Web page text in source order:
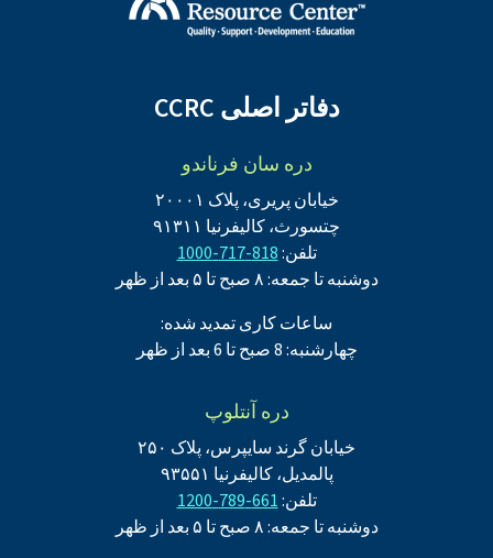
دفاتر اصلی CCRC
دره سان فرناندو
خیابان پریری، پلاک ۲۰۰۰۱
چتسورث، کالیفرنیا ۹۱۳۱۱
تلفن:818-717-1000
دوشنبه تا جمعه: ۸ صبح تا ۵ بعد از ظهر
ساعات کاری تمدید شده:
چهارشنبه: 8 صبح تا 6 بعد از ظهر
دره آنتلوپ
خیابان گرند سایپرس، پلاک ۲۵۰
پالمدیل، کالیفرنیا ۹۳۵۵۱
تلفن:661-789-1200
دوشنبه تا جمعه: ۸ صبح تا ۵ بعد از ظهر